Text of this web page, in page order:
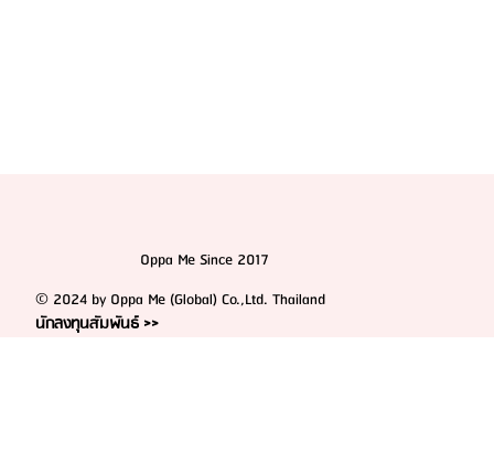
Oppa Me Since 2017
© 2024 by Oppa Me (Global) Co.,Ltd. Thailand
นักลงทุนสัมพันธ์ >>